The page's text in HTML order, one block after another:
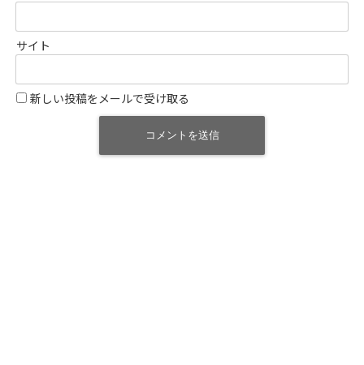
サイト
新しい投稿をメールで受け取る